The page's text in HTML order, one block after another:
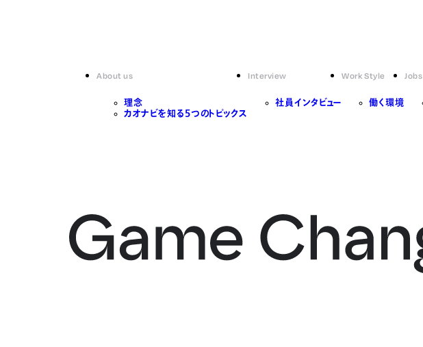
About us
理念
カオナビを知る5つのトピックス
Interview
社員インタビュー
Work Style
働く環境
Jobs